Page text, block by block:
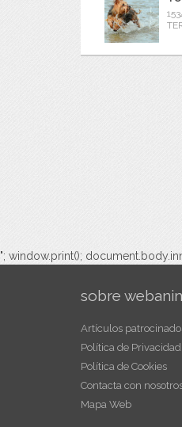
"; window.print();
sobre
Artículos
Política de
Política de Cookies
Contacta con
Mapa Web